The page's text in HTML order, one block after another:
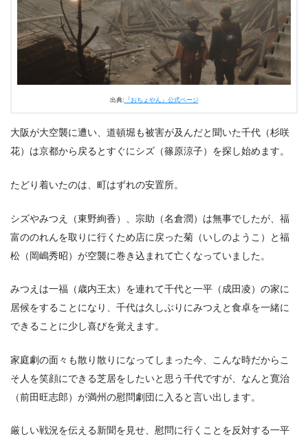
出典: 『おちょやん』公式ページ
大阪が大空襲に遭い、道頓堀も被害が及んだと聞いた千代（杉咲
花）は京都から戻るとすぐにシズ（篠原涼子）を探し始めます。
たどり着いたのは、町はずれの安置所。
シズやみつえ（東野絢香）、宗助（名倉潤）は無事でしたが、福
富ののれんを取りに行くため店に戻った菊（いしのようこ）と福
松（岡嶋秀昭）が空襲に巻き込まれて亡くなっていました。
みつえは一福（歳内王太）を連れて千代と一平（成田凌）の家に
居候をすることになり、千代は久しぶりにみつえと食卓を一緒に
できることに少し喜びを覚えます。
家庭劇の面々も散り散りになってしまった今、こんな時だからこ
そ人を笑顔にできる芝居をしたいと思う千代ですが、なんと寛治
（前田旺志郎）が満州の慰問劇団に入ると言い出します。
厳しい戦況を伝える新聞を見せ、慰問に行くことを反対する一平